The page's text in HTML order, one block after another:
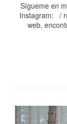
Sígueme en
Instagram: /
web,